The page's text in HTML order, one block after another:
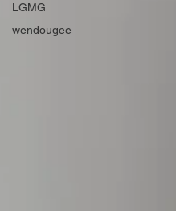
LGMG
wendougee